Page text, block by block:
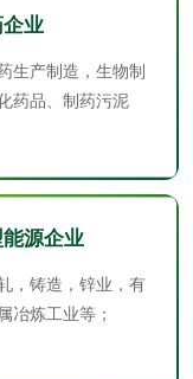
业
生产制造，生物制
药品、制药污泥
能源企业
，铸造，锌业，有
冶炼工业等；
塑料周转筐检测